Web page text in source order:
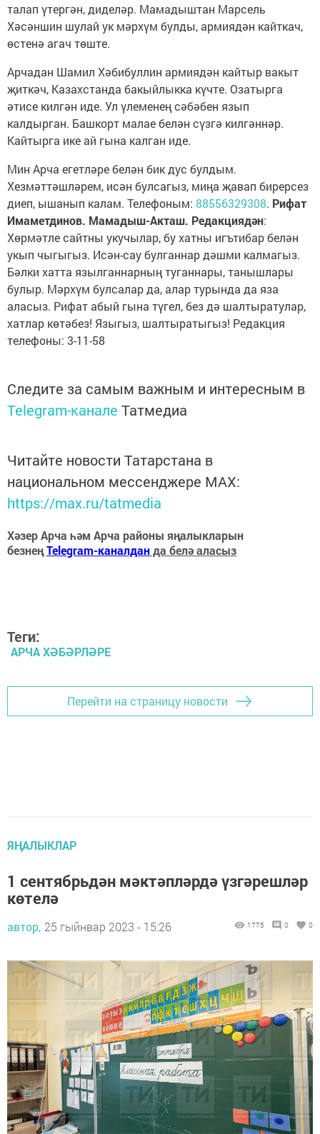
талап үтергән, диделәр. Мамадыштан Марсель
Хәсәншин шулай ук мәрхүм булды, армиядән кайткач,
өстенә агач төште.
Арчадан Шамил Хәбибуллин армиядән кайтыр вакыт
җиткәч, Казахстанда бакыйлыкка күчте. Озатырга
әтисе килгән иде. Ул үлеменең сәбәбен язып
калдырган. Башкорт малае белән сүзгә килгәннәр.
Кайтырга ике ай гына калган иде.
Мин Арча егетләре белән бик дус булдым.
Хезмәттәшләрем, исән булсагыз, миңа җавап бирерсез
диеп, ышанып калам. Телефоным: 88556329308. Рифат
Имаметдинов. Мамадыш-Акташ. Редакциядән:
Хөрмәтле сайтны укучылар, бу хатны игътибар белән
укып чыгыгыз. Исән-сау булганнар дәшми калмагыз.
Бәлки хатта язылганнарның туганнары, танышлары
булыр. Мәрхүм булсалар да, алар турында да яза
аласыз. Рифат абый гына түгел, без дә шалтыратулар,
хатлар көтәбез! Языгыз, шалтыратыгыз! Редакция
телефоны: 3-11-58
Следите за самым важным и интересным в
Telegram-канале Татмедиа
Читайте новости Татарстана в
национальном мессенджере MАХ:
https://max.ru/tatmedia
Хәзер Арча һәм Арча районы яңалыкларын
безнеңTelegram-каналданда белә аласыз
Теги:
АРЧА ХӘБӘРЛӘРЕ
Перейти на страницу новости
ЯҢАЛЫКЛАР
1 сентябрьдән мәктәпләрдә үзгәрешләр
көтелә
автор, 25 гыйнвар 2023 - 15:26 1775 0 0